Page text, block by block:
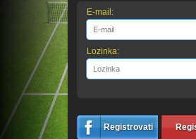
E-mail:
Lozinka:
Registrovati